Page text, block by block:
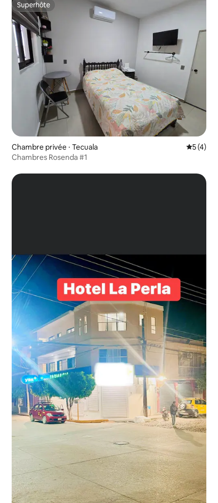
Superhôte
Superhôte
Chambre privée ⋅ Tecuala
5 (4)
Chambres Rosenda #1